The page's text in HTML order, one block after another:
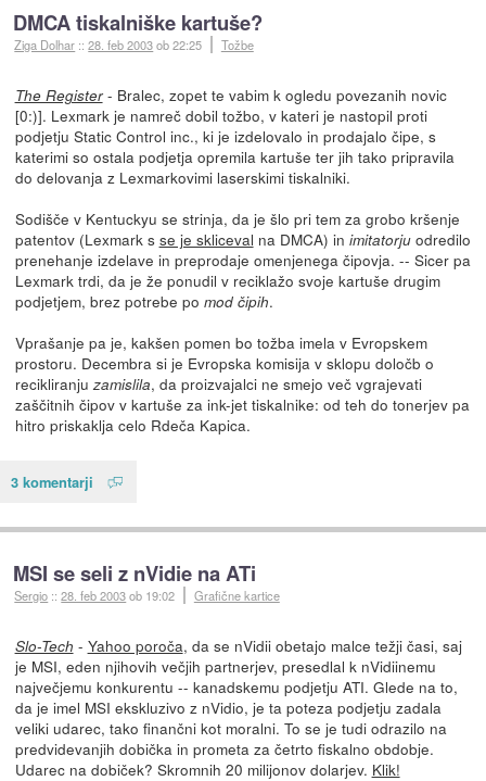
DMCA tiskalniške kartuše?
Ziga Dolhar ::28. feb 2003ob 22:25 Tožbe
The Register- Bralec, zopet te vabim k ogledu povezanih novic
[0:)]. Lexmark je namreč dobil tožbo, v kateri je nastopil proti
podjetju Static Control inc., ki je izdelovalo in prodajalo čipe, s
katerimi so ostala podjetja opremila kartuše ter jih tako pripravila
do delovanja z Lexmarkovimi laserskimi tiskalniki.
Sodišče v Kentuckyu se strinja, da je šlo pri tem za grobo kršenje
patentov (Lexmark s se je skliceval na DMCA) in imitatorjuodredilo
prenehanje izdelave in preprodaje omenjenega čipovja. -- Sicer pa
Lexmark trdi, da je že ponudil v reciklažo svoje kartuše drugim
podjetjem, brez potrebe po mod čipih.
Vprašanje pa je, kakšen pomen bo tožba imela v Evropskem
prostoru. Decembra si je Evropska komisija v sklopu določb o
recikliranju zamislila, da proizvajalci ne smejo več vgrajevati
zaščitnih čipov v kartuše za ink-jet tiskalnike: od teh do tonerjev pa
hitro priskaklja celo Rdeča Kapica.
3 komentarji
MSI se seli z nVidie na ATi
Sergio ::28. feb 2003ob 19:02 Grafične kartice
Slo-Tech - Yahoo poroča, da se nVidii obetajo malce težji časi, saj
je MSI, eden njihovih večjih partnerjev, presedlal k nVidiinemu
največjemu konkurentu -- kanadskemu podjetju ATI. Glede na to,
da je imel MSI ekskluzivo z nVidio, je ta poteza podjetju zadala
veliki udarec, tako finančni kot moralni. To se je tudi odrazilo na
predvidevanjih dobička in prometa za četrto fiskalno obdobje.
Udarec na dobiček? Skromnih 20 milijonov dolarjev. Klik!